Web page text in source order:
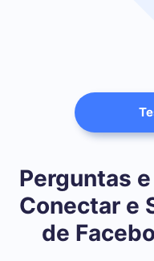
Perguntas
Conectar e
de